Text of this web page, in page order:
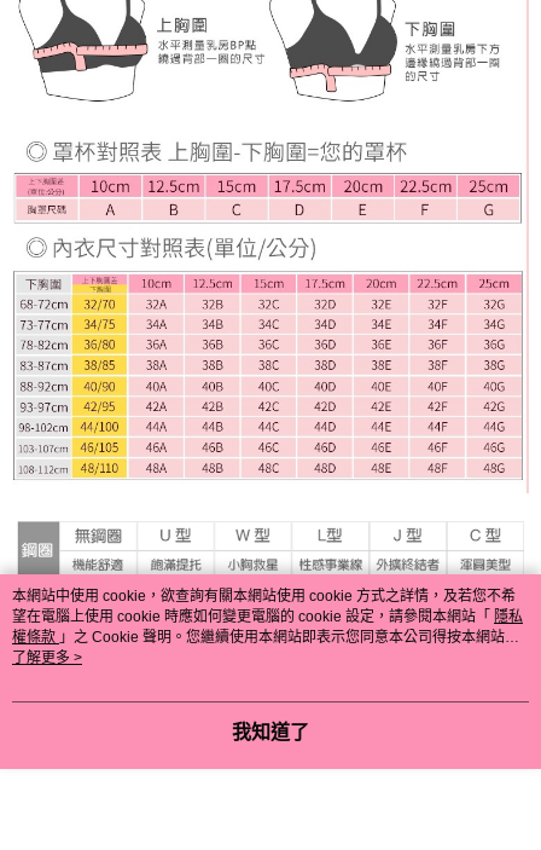
本網站中使用 cookie，欲查詢有關本網站使用 cookie 方式之詳情，及若您不希
望在電腦上使用 cookie 時應如何變更電腦的 cookie 設定，請參閱本網站「 隱私
權條款 」之 Cookie 聲明。您繼續使用本網站即表示您同意本公司得按本網站使
用條款之 Cookie 聲明使用 cookie。
了解更多 >
我知道了